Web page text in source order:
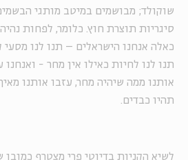
שוקולד; מבושמים במיטב מותגי
סיגריות תוצרת חוץ. כלומר, לפחות
כאלה אנחנו הישראלים – תנו לנו מסעי
תנו לנו לחיות כאילו אין מחר - ואנחנו
אותנו ממה שיהיה מחר, עזבו אותנו
תהיו כבדים.
לשיא הקניות בדיוטי פרי מצטרף